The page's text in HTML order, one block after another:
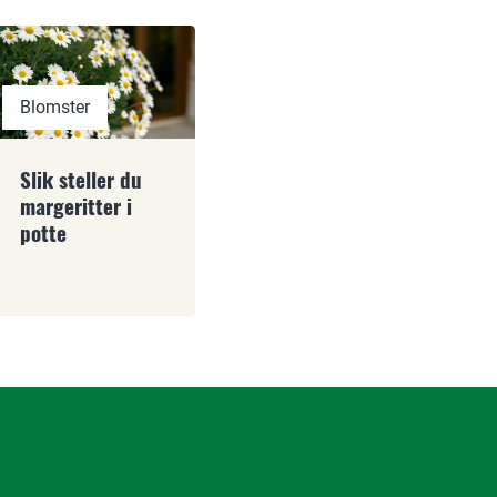
Blomster
Slik steller du
margeritter i
potte